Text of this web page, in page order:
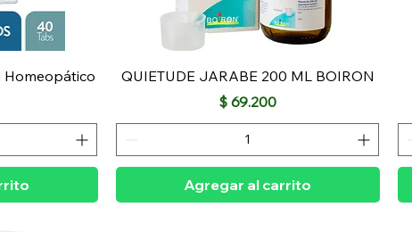
Homeopático
QUIETUDE JARABE 200 ML BOIRON
Precio
$ 69.200
Agregar al carrito